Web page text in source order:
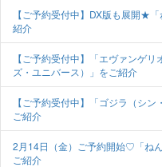
【ご予約受付中】DX版も展開★
紹介
【ご予約受付中】「エヴァンゲ
ズ・ユニバース）」をご紹介
【ご予約受付中】「ゴジラ（シ
ご紹介
2月14日（金）ご予約開始♡「ね
ご紹介